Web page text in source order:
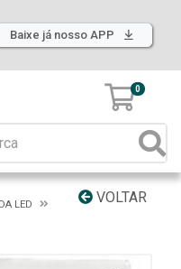
Baixe já nosso APP
0
VOLTAR
LED